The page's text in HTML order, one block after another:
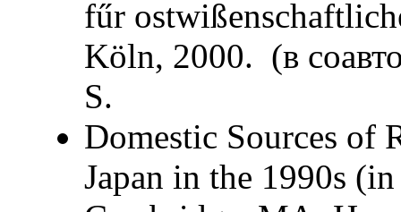
fűr
Köln, 2000. (в
S.
Domestic Sources of
Japan in the 1990s